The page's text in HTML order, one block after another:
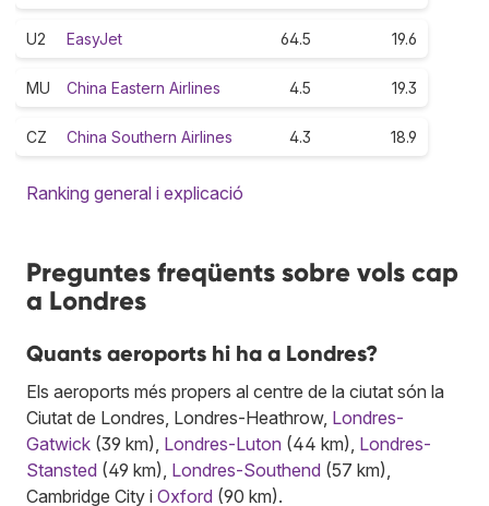
U2 EasyJet 64.5 19.6
MU China Eastern Airlines 4.5 19.3
CZ China Southern Airlines 4.3 18.9
Ranking general i explicació
Preguntes freqüents sobre vols cap
a Londres
Quants aeroports hi ha a Londres?
Els aeroports més propers al centre de la ciutat són la
Ciutat de Londres, Londres-Heathrow, Londres-
Gatwick (39 km), Londres-Luton (44 km), Londres-
Stansted (49 km), Londres-Southend (57 km),
Cambridge City i Oxford (90 km).